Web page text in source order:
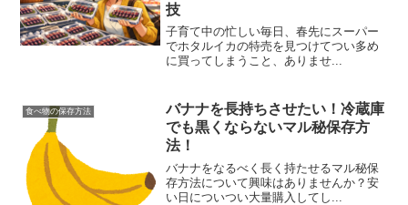
技
子育て中の忙しい毎日、春先にスーパー
でホタルイカの特売を見つけてつい多め
に買ってしまうこと、ありませ...
食べ物の保存方法
バナナを長持ちさせたい！冷蔵庫
でも黒くならないマル秘保存方
法！
バナナをなるべく長く持たせるマル秘保
存方法について興味はありませんか？安
い日についつい大量購入してし...